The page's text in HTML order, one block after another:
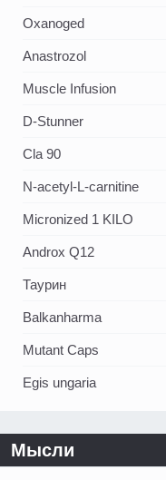
Oxanoged
Аnastrozol
Muscle Infusion
D-Stunner
Cla 90
N-acetyl-L-carnitine
Micronized 1 KILO
Androx Q12
Таурин
Balkanharma
Mutant Caps
Egis ungaria
Мысли